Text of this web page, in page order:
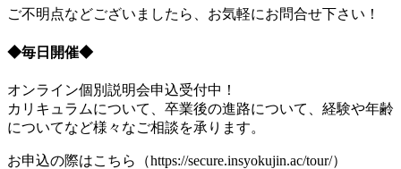
ご不明点などございましたら、お気軽にお問合せ下さい！
◆毎日開催◆
オンライン個別説明会申込受付中！
カリキュラムについて、卒業後の進路について、経験や年齢
についてなど様々なご相談を承ります。
お申込の際はこちら（https://secure.insyokujin.ac/tour/）